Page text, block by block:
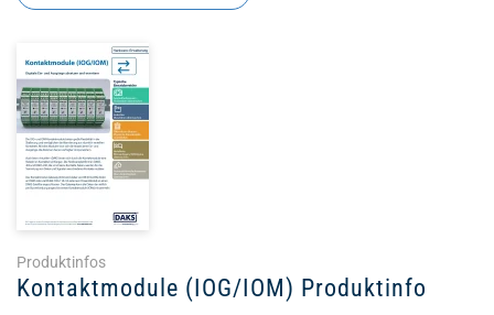
Produktinfos
Kontaktmodule (IOG/IOM) Produktinfo